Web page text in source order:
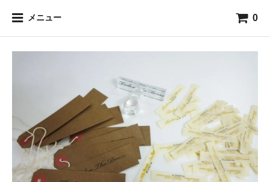
メニュー 0